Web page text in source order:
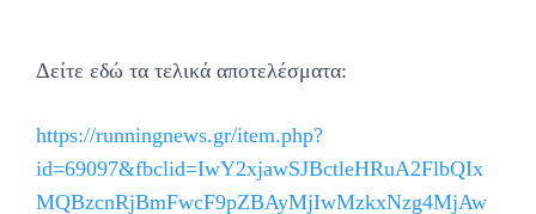
Δείτε εδώ τα τελικά αποτελέσματα:
https://runningnews.gr/item.php?
id=69097&fbclid=IwY2xjawSJBctleHRuA2FlbQIx
MQBzcnRjBmFwcF9pZBAyMjIwMzkxNzg4MjAw